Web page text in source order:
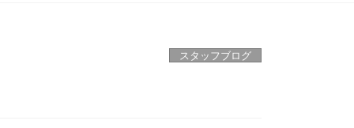
スタッフブログ